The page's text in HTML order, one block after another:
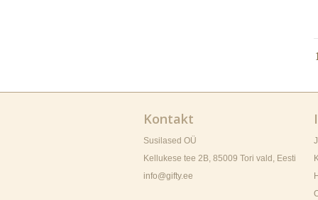
Kontakt
Susilased OÜ
Kellukese tee 2B, 85009 Tori vald , Eesti
info@gifty.ee